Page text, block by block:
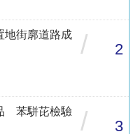
街廓道路成
/ 2
苯駢芘檢驗
/ 3